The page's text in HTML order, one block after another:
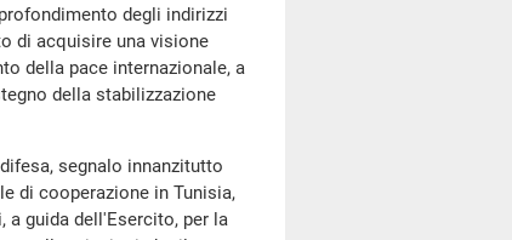
degli indirizzi
di acquisire una visione
della pace internazionale, a
della stabilizzazione
segnalo innanzitutto
di cooperazione in Tunisia,
guida dell'Esercito, per la